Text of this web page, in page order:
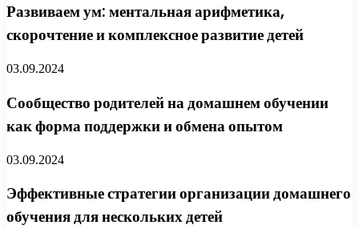
Развиваем ум: ментальная арифметика,
скорочтение и комплексное развитие детей
03.09.2024
Сообщество родителей на домашнем обучении
как форма поддержки и обмена опытом
03.09.2024
Эффективные стратегии организации домашнего
обучения для нескольких детей